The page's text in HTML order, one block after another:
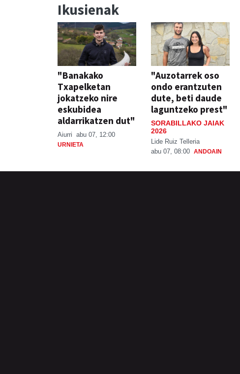
Ikusienak
"Banakako
Txapelketan
jokatzeko nire
eskubidea
aldarrikatzen dut"
Aiurri abu 07, 12:00
URNIETA
"Auzotarrek oso
ondo erantzuten
dute, beti daude
laguntzeko prest"
SORABILLAKO JAIAK
2026
Lide Ruiz Telleria
abu 07, 08:00 ANDOAIN